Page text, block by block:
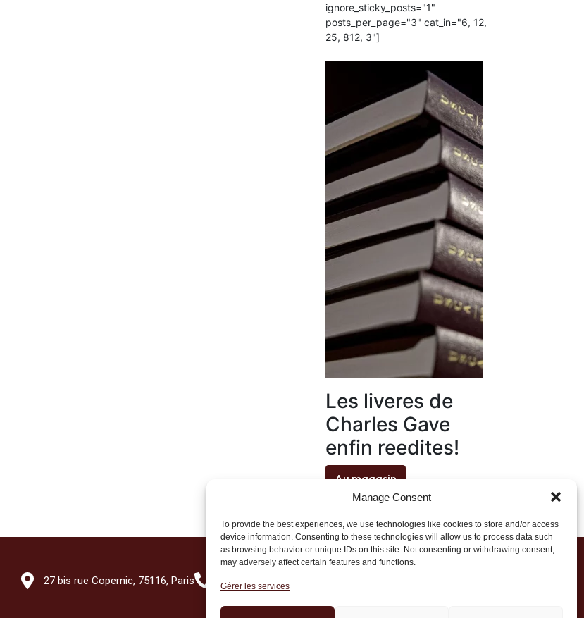
Manage Consent
To provide the best experiences, we use technologies like cookies to store and/or access
device information. Consenting to these technologies will allow us to process data such
as browsing behavior or unique IDs on this site. Not consenting or withdrawing consent,
may adversely affect certain features and functions.
Gérer les services
ignore_sticky_posts="1"
posts_per_page="3" cat_in="6, 12,
25, 812, 3"]
Les liveres de
Charles Gave
enfin reedites!
Au magasin
27 bis rue Copernic, 75116, Paris +33 (0)1 71 20 45 39